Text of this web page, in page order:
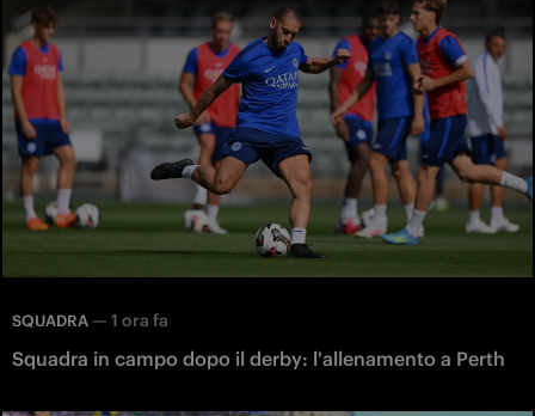
SQUADRA — 1 ora fa
Squadra in campo dopo il derby: l'allenamento a Perth